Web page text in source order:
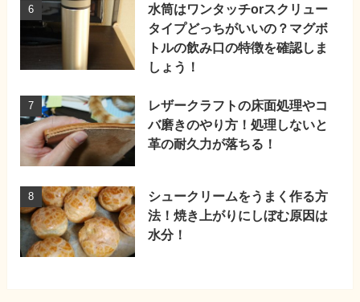
水筒はワンタッチorスクリュー
タイプどっちがいいの？マグボ
トルの飲み口の特徴を確認しま
しょう！
レザークラフトの床面処理やコ
バ磨きのやり方！処理しないと
革の耐久力が落ちる！
シュークリームをうまく作る方
法！焼き上がりにしぼむ原因は
水分！